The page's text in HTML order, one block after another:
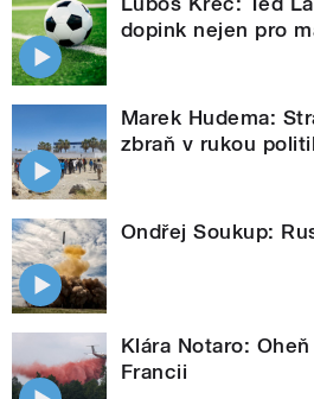
dopink nejen pro
Marek Hudema:
zbraň v rukou
Ondřej Soukup:
Klára Notaro:
Francii